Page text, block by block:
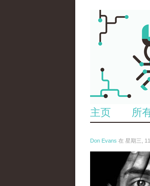
主页 所
Don Evans 在 星期三,
tou_2.jpg